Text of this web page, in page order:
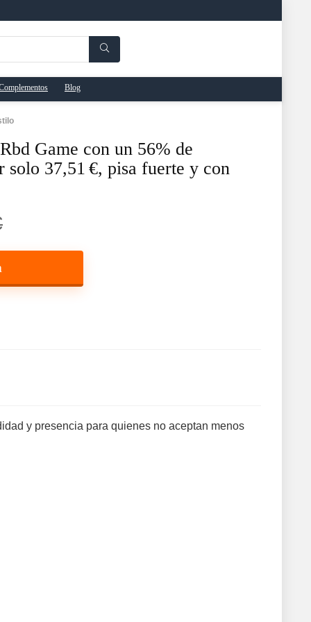
Blog
Game con un 56% de
37,51 €, pisa fuerte y con
y presencia para quienes no aceptan menos